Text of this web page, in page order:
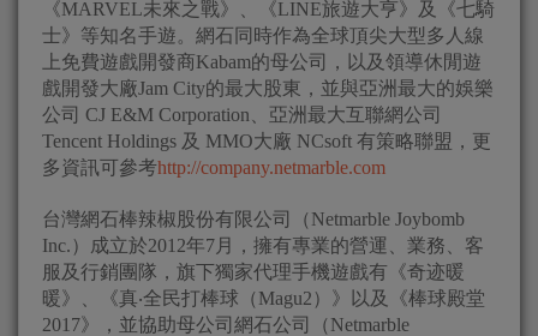
《MARVEL未來之戰》、《LINE旅遊大亨》及《七騎
士》等知名手遊。網石同時作為全球頂尖大型多人線
上免費遊戲開發商Kabam的母公司，以及領導休閒遊
戲開發大廠Jam City的最大股東，並與亞洲最大的娛樂
公司 CJ E&M Corporation、亞洲最大互聯網公司
Tencent Holdings 及 MMO大廠 NCsoft 有策略聯盟，更
多資訊可參考http://company.netmarble.com
台灣網石棒辣椒股份有限公司（Netmarble Joybomb
Inc.）成立於2012年7月，擁有專業的營運、業務、客
服及行銷團隊，旗下獨家代理手機遊戲有《奇迹暖
暖》、《真‧全民打棒球（Magu2）》以及《棒球殿堂
2017》，並協助母公司網石公司（Netmarble